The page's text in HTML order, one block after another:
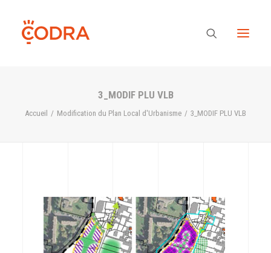
Des valeurs, une équipe
Nos références
3_MODIF PLU VLB
Accueil Modification du Plan Local d'Urbanisme 3_MODIF PLU VLB